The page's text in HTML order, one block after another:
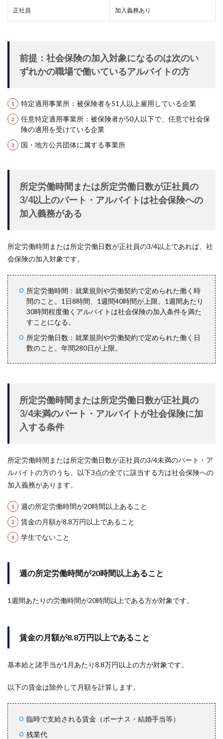
正社員 加入義務あり
前提：社会保険の加入対象になるのは次のい
ずれかの職場で働いているアルバイトの方
特定適用事業所：被保険者を51人以上雇用している企業
任意特定適用事業所：被保険者が50人以下で、任意で社会保
険の適用を受けている企業
国・地方公共団体に属する事業所
所定労働時間または所定労働日数が正社員の
3/4以上のパート・アルバイトは社会保険への
加入義務がある
所定労働時間または所定労働日数が正社員の3/4以上であれば、社
会保険の加入対象です。
所定労働時間：就業規則や労働契約で定められた働く時
間のこと。1日8時間、1週間40時間が上限。1週間あたり
30時間程度働くアルバイトは社会保険の加入条件を満た
すことになる。
所定労働日数：就業規則や労働契約で定められた働く日
数のこと。年間280日が上限。
所定労働時間または所定労働日数が正社員の
3/4未満のパート・アルバイトが社会保険に加
入する条件
所定労働時間または所定労働日数が正社員の3/4未満のパート・ア
ルバイトの方のうち、以下3点の全てに該当する方は社会保険への
加入義務があります。
週の所定労働時間が20時間以上あること
賃金の月額が8.8万円以上であること
学生でないこと
週の所定労働時間が20時間以上あること
1週間あたりの労働時間が20時間以上である方が対象です。
賃金の月額が8.8万円以上であること
基本給と諸手当が1月あたり8.8万円以上の方が対象です。
以下の賃金は除外して月額を計算します。
臨時で支給される賃金（ボーナス・結婚手当等）
残業代